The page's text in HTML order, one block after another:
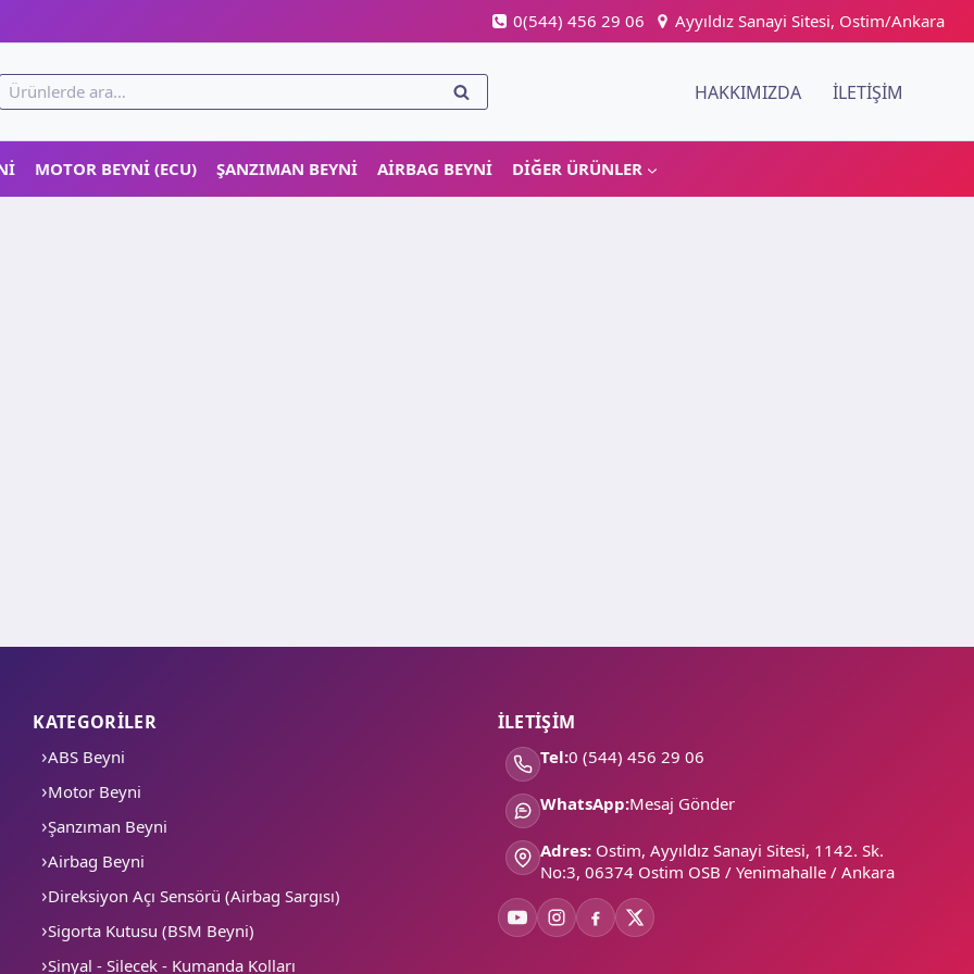
0(544) 456 29 06 Ayyıldız Sanayi Sitesi, Ostim/Ankara
Ara:
ARA HAKKIMIZDA İLETIŞIM
MOTOR BEYNI (ECU) ŞANZIMAN BEYNI AIRBAG BEYNI DIĞER ÜRÜNLER
KATEGORİLER
ABS Beyni
Motor Beyni
Şanzıman Beyni
Airbag Beyni
Direksiyon Açı Sensörü (Airbag Sargısı)
Sigorta Kutusu (BSM Beyni)
Sinyal - Silecek - Kumanda Kolları
İLETİŞİM
Tel:0 (544) 456 29 06
WhatsApp:Mesaj Gönder
Adres: Ostim, Ayyıldız Sanayi Sitesi, 1142. Sk.
No:3, 06374 Ostim OSB / Yenimahalle / Ankara